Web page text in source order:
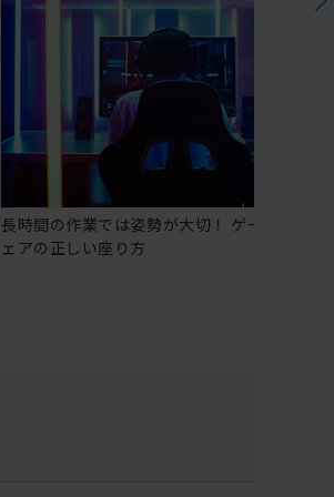
長時間の作業では姿勢が大切！ ゲーミングチ
ェアの正しい座り方